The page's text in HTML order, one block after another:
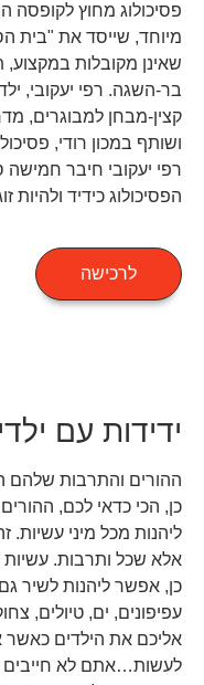
פסיכולוג מחוץ לקופסה
מיוחד, שייסד את "בית
שאינן מקובלות במקצוע,
בר-השגה. רפי יעקובי,
קצין-מבחן למבוגרים,
ושותף במכון רודי,
רפי יעקובי חיבר חמישה
הפסיכולוג כידיד ולהיות
לרכישה
ידידות עם
ההורים והתרבות שלהם
כן, הכי כדאי לכם,
ליהנות מכל מיני
אלא שכל ותרבות. עשיות
כן, אפשר ליהנות לשיר
עפיפונים, ים, טיולים,
אליכם את הילדים
לעשות…אתם לא חייבים